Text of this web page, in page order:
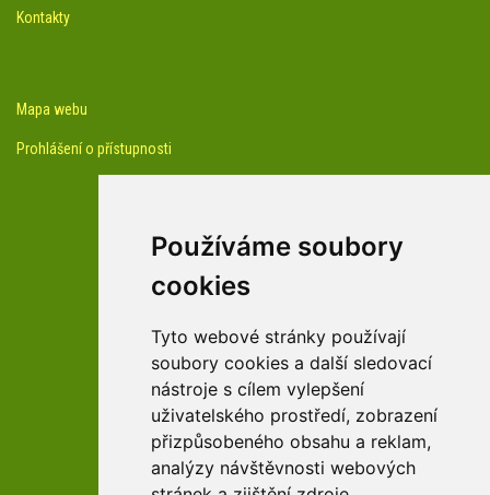
Používáme soubory
cookies
Tyto webové stránky používají
soubory cookies a další sledovací
nástroje s cílem vylepšení
uživatelského prostředí, zobrazení
přizpůsobeného obsahu a reklam,
analýzy návštěvnosti webových
Kontakty
Mapa webu
Prohlášení o přístupnosti
Youtube kanál arboreta